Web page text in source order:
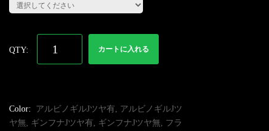
カートに入れる
Color:
アルビノギルJツヤ有, アルビノギルJツ
ヤ無, ギンフナJツヤ有, ギンフナJツヤ無, フラ